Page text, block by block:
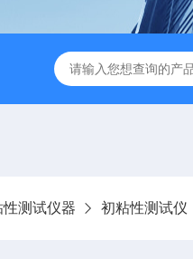
密封测漏仪 密封检测设备
性测试仪器 初粘性测试仪